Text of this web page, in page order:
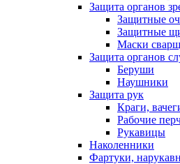
Защита органов
Защитные
Защитные
Маски
Защита органов
Беруши
Наушники
Защита рук
Краги,
Рабочие
Рукавицы
Наколенники
Фартуки,